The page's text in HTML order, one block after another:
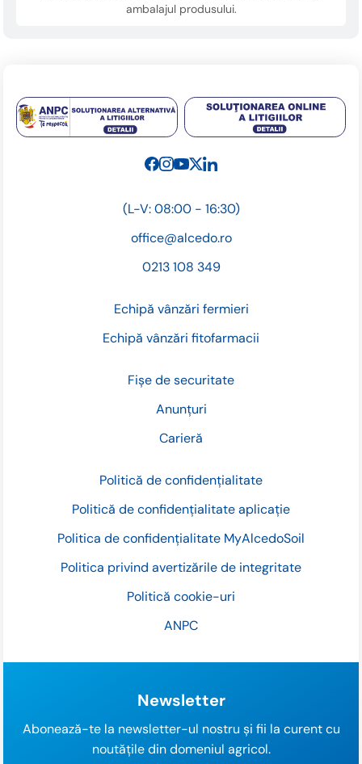
ambalajul produsului.
Fișe de securitate
Anunțuri
Carieră
Politică de confidențialitate
Politică de confidențialitate aplicație
Politica de confidențialitate MyAlcedoSoil
Politica privind avertizările de integritate
Politică cookie-uri
ANPC
(L-V: 08:00 - 16:30)
office@alcedo.ro
0213 108 349
Echipă vânzări fermieri
Echipă vânzări fitofarmacii
Newsletter
Abonează-te la newsletter-ul nostru și fii la curent cu
noutățile din domeniul agricol.